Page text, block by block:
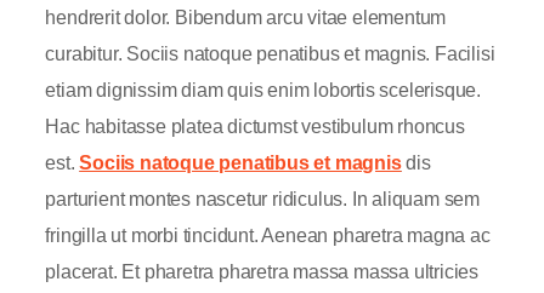
hendrerit dolor. Bibendum arcu vitae elementum
curabitur. Sociis natoque penatibus et magnis. Facilisi
etiam dignissim diam quis enim lobortis scelerisque.
Hac habitasse platea dictumst vestibulum rhoncus
est.Sociis natoque penatibus et magnisdis
parturient montes nascetur ridiculus. In aliquam sem
fringilla ut morbi tincidunt. Aenean pharetra magna ac
placerat. Et pharetra pharetra massa massa ultricies